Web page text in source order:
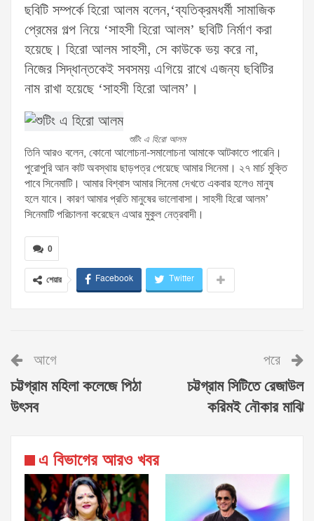
ছবিটি সম্পর্কে হিরো আলম বলেন,‘ব্যতিক্রমধর্মী সামাজিক
প্রেমের গল্প নিয়ে ‘সাহসী হিরো আলম’ ছবিটি নির্মাণ করা
হয়েছে। হিরো আলম সাহসী, সে কাউকে ভয় করে না,
নিজের সিদ্ধান্তকেই সবসময় এগিয়ে রাখে এজন্য ছবিটির
নাম রাখা হয়েছে ‘সাহসী হিরো আলম’।
শুটিং এ হিরো আলম
তিনি আরও বলেন, কোনো আলোচনা-সমালোচনা আমাকে আটকাতে পারেনি।
পুরোপুরি আন কাট অবস্থায় ছাড়পত্র পেয়েছে আমার সিনেমা। ২৭ মার্চ মুক্তি
পাবে সিনেমাটি। আমার বিশ্বাস আমার সিনেমা দেখতে একবার হলেও মানুষ
হলে যাবে। কারণ আমার প্রতি মানুষের ভালোবাসা। সাহসী হিরো আলম’
সিনেমাটি পরিচালনা করেছেন এআর মুকুল নেত্রবাদী।
0
শেয়ার Facebook Twitter
আগে
চট্টগ্রাম মহিলা কলেজে পিঠা
উৎসব
পরে
চট্টগ্রাম সিটিতে রেজাউল
করিমই নৌকার মাঝি
এ বিভাগের আরও খবর